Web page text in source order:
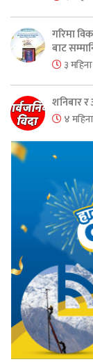
गरिमा
बाट
३
शनिबार
४